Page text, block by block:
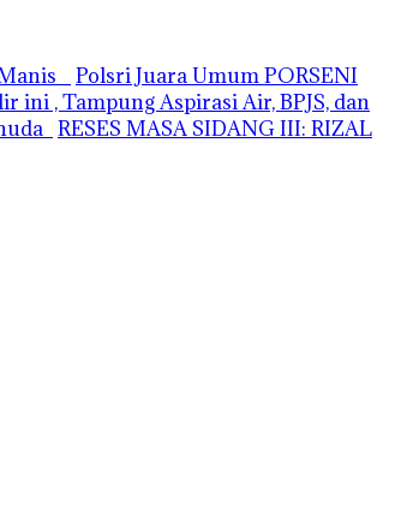
Polsri Juara Umum PORSENI
ini , Tampung Aspirasi Air, BPJS, dan
RESES MASA SIDANG III: RIZAL